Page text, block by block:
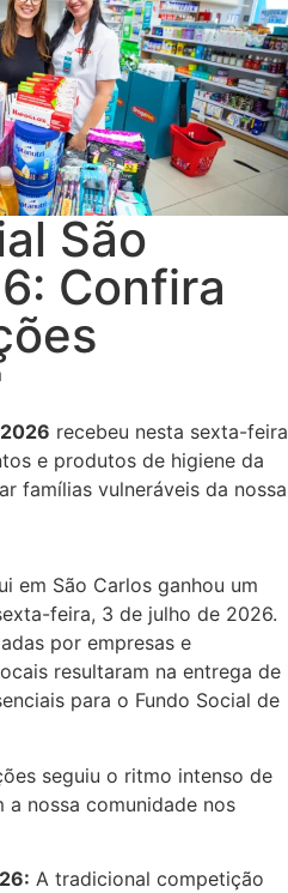
São
Confira
recebeu nesta sexta-feira
e produtos de higiene da
famílias vulneráveis da nossa
em São Carlos ganhou um
feira, 3 de julho de 2026.
por empresas e
resultaram na entrega de
para o Fundo Social de
seguiu o ritmo intenso de
a nossa comunidade nos
A tradicional competição